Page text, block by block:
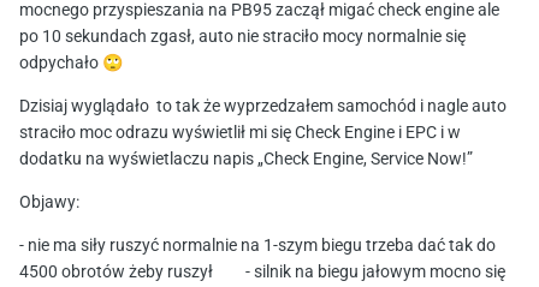
mocnego przyspieszania na PB95 zaczął migać check engine ale
po 10 sekundach zgasł, auto nie straciło mocy normalnie się
odpychało 🙄
Dzisiaj wyglądało to tak że wyprzedzałem samochód i nagle auto
straciło moc odrazu wyświetlił mi się Check Engine i EPC i w
dodatku na wyświetlaczu napis „Check Engine, Service Now!”
Objawy:
- nie ma siły ruszyć normalnie na 1-szym biegu trzeba dać tak do
4500 obrotów żeby ruszył - silnik na biegu jałowym mocno się